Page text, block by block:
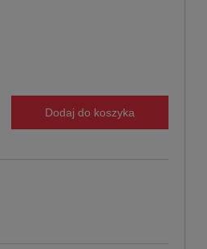
Dodaj do koszyka